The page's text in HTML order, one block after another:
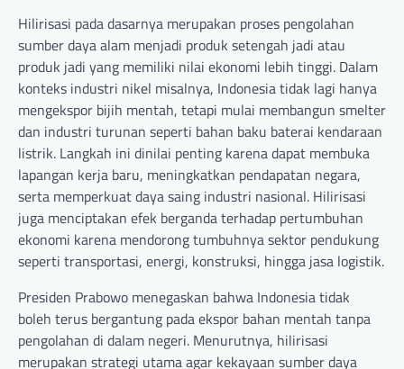
Hilirisasi pada dasarnya merupakan proses pengolahan
sumber daya alam menjadi produk setengah jadi atau
produk jadi yang memiliki nilai ekonomi lebih tinggi. Dalam
konteks industri nikel misalnya, Indonesia tidak lagi hanya
mengekspor bijih mentah, tetapi mulai membangun smelter
dan industri turunan seperti bahan baku baterai kendaraan
listrik. Langkah ini dinilai penting karena dapat membuka
lapangan kerja baru, meningkatkan pendapatan negara,
serta memperkuat daya saing industri nasional. Hilirisasi
juga menciptakan efek berganda terhadap pertumbuhan
ekonomi karena mendorong tumbuhnya sektor pendukung
seperti transportasi, energi, konstruksi, hingga jasa logistik.
Presiden Prabowo menegaskan bahwa Indonesia tidak
boleh terus bergantung pada ekspor bahan mentah tanpa
pengolahan di dalam negeri. Menurutnya, hilirisasi
merupakan strategi utama agar kekayaan sumber daya